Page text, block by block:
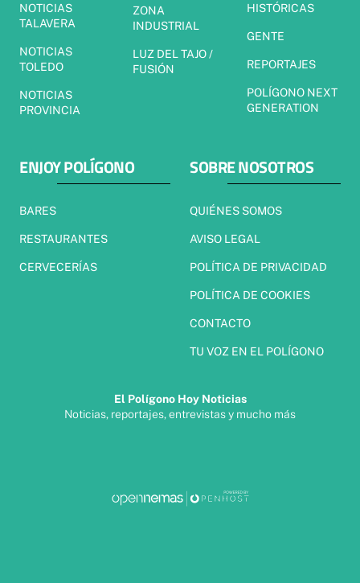
NOTICIAS
TALAVERA
NOTICIAS
TOLEDO
NOTICIAS
PROVINCIA
ZONA
INDUSTRIAL
LUZ DEL TAJO /
FUSIÓN
HISTÓRICAS
GENTE
REPORTAJES
POLÍGONO NEXT
GENERATION
ENJOY POLÍGONO
BARES
RESTAURANTES
CERVECERÍAS
SOBRE NOSOTROS
QUIÉNES SOMOS
AVISO LEGAL
POLÍTICA DE PRIVACIDAD
POLÍTICA DE COOKIES
CONTACTO
TU VOZ EN EL POLÍGONO
El Polígono Hoy Noticias
Noticias, reportajes, entrevistas y mucho más